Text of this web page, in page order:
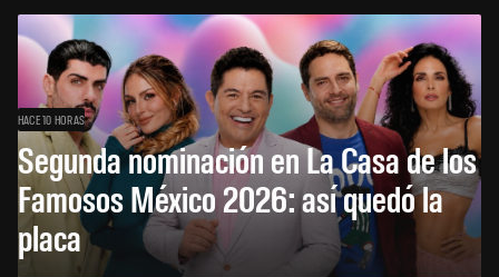
HACE 10 HORAS
Segunda nominación en La Casa de los
Famosos México 2026: así quedó la
placa